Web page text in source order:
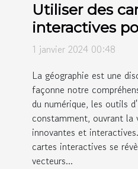
Utiliser des
interactives
l'éducation
1 janvier 2024 00:48
La géographie est une
façonne notre
du numérique, les outils
constamment, ouvrant la
innovantes et
cartes interactives se
vecteurs...